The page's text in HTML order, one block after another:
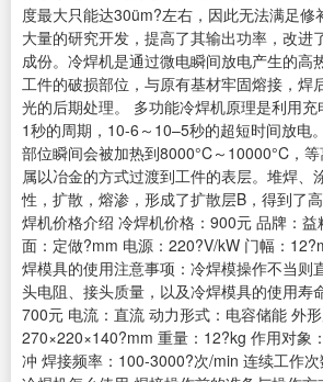
度最大只能达30üm?左右，因此无法满足修
大量的研究开发，提高了其输出功率，改进
成份。冷焊机是通过微电瞬间放电产生的高
工件的破损部位，与原有基材牢固熔接，焊
光的后期处理。 多功能冷焊机原理是利用
1秒的周期，10-6～10–5秒的超短时间放电
部位瞬间会被加热到8000°C～10000°C，
属以冶金的方式过渡到工件的表层。堆焊、
性，扩散，熔渗，形成了扩散层B，得到了
焊机价格介绍 冷焊机价格：900元 品牌：
面：定做?mm 电源：220?V/kW 门幅：
焊模具的使用注意事项：冷焊模操作不当则
头电阻、接头质量，以及冷焊模具的使用寿
700元 电流：直流 动力形式：电容储能 外形
270×220×140?mm 重量：12?kg 作用对象
冲 焊接频率：100-3000?次/min 连续工作